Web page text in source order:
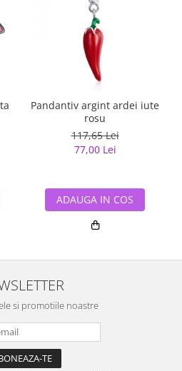
Pandantiv argint ardei iute
rosu
117,65 Lei
77,00 Lei
ADAUGA IN COS
si promotiile noastre